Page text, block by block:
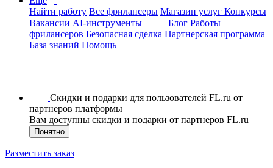
Найти работу Все фрилансеры Магазин услуг Конкурсы
Вакансии AI-инструменты Блог Работы
фрилансеров Безопасная сделка Партнерская программа
База знаний Помощь
Скидки и подарки для пользователей FL.ru от
партнеров платформы
Вам доступны скидки и подарки от партнеров FL.ru
Понятно
Разместить заказ